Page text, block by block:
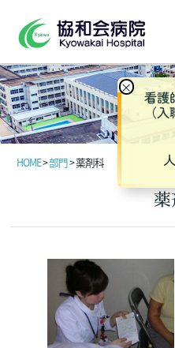
HOME>部門>薬剤科
薬
×
看護
（